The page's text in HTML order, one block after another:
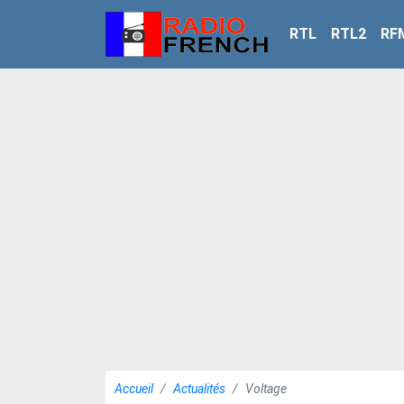
RTL RTL2
Accueil Actualités Voltage